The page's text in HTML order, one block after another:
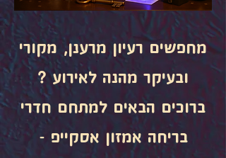
מחפשים רעיון מרענן, מקורי
ובעיקר מהנה לאירוע ?
ברוכים הבאים למתחם חדרי
בריחה אמזון אסקייפ -